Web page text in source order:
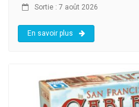
Sortie : 7 août 2026
En savoir plus